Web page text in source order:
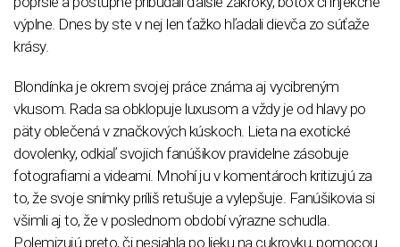
výplne. Dnes by ste v nej len ťažko hľadali dievča zo súťaže
krásy.
Blondínka je okrem svojej práce známa aj vycibreným
vkusom. Rada sa obklopuje luxusom a vždy je od hlavy po
päty oblečená v značkových kúskoch. Lieta na exotické
dovolenky, odkiaľ svojich fanúšikov pravidelne zásobuje
fotografiami a videami. Mnohí ju v komentároch kritizujú za
to, že svoje snímky príliš retušuje a vylepšuje. Fanúšikovia si
všimli aj to, že v poslednom období výrazne schudla.
Polemizujú preto, či nesiahla po lieku na cukrovku, pomocou